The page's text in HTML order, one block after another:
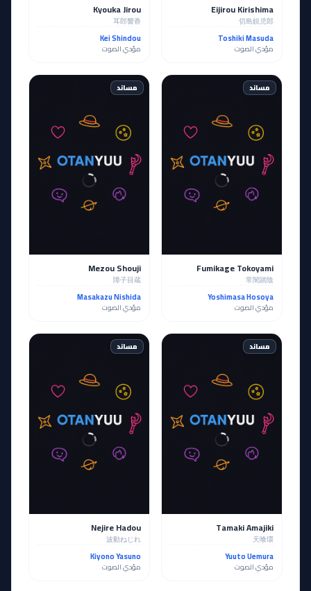
Eijirou Kirishima
切島鋭児郎
Toshiki Masuda
مؤدي الصوت
Kyouka Jirou
耳郎響香
Kei Shindou
مؤدي الصوت
مساند
Fumikage Tokoyami
常闇踏陰
Yoshimasa Hosoya
مؤدي الصوت
مساند
Mezou Shouji
障子目蔵
Masakazu Nishida
مؤدي الصوت
مساند
Tamaki Amajiki
天喰環
Yuuto Uemura
مؤدي الصوت
مساند
Nejire Hadou
波動ねじれ
Kiyono Yasuno
مؤدي الصوت